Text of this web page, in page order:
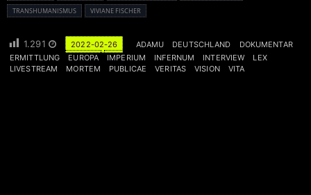
TRANSHUMANISMUS
VIVIANE FISCHER
1.291 2022-02-26 ADAMU DEUTSCHLAND
DOKUMENTAR
ERMITTLUNG
EUROPA IMPERIUM INFERNUM INTERVIEW
LEX
LIVESTREAM
MORTEM PUBLICAE VERITAS VISION VITA